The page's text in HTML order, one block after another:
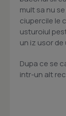
mult sa nu
ciupercile le
usturoiul
un iz usor
Dupa ce se
intr-un alt